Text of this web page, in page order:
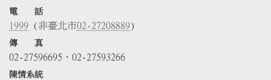
電 話
1999 (非臺北市02-27208889)
傳 真
02-27596695、02-27593266
陳情系統